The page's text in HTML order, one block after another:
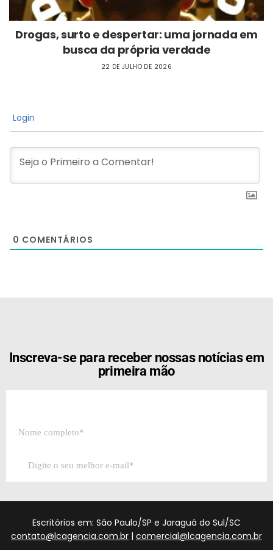
Drogas, surto e despertar: uma jornada em
busca da própria verdade
22 DE JULHO DE 2026
Login
0 COMENTÁRIOS
Inscreva-se para receber nossas notícias em
primeira mão
Escritórios em: São Paulo/SP e Jaraguá do Sul/SC
contato@lcagencia.com.br | comercial@lcagencia.com.br